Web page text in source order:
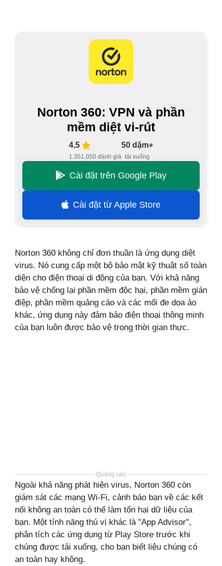
Norton 360: VPN và phần
mềm diệt vi-rút
4,5
1.351.050 đánh giá
50 dặm+
tải xuống
Cài đặt trên Google Play
Cài đặt từ Apple Store
Norton 360 không chỉ đơn thuần là ứng dụng diệt
virus. Nó cung cấp một bộ bảo mật kỹ thuật số toàn
diện cho điện thoại di động của bạn. Với khả năng
bảo vệ chống lại phần mềm độc hại, phần mềm gián
điệp, phần mềm quảng cáo và các mối đe dọa ảo
khác, ứng dụng này đảm bảo điện thoại thông minh
của bạn luôn được bảo vệ trong thời gian thực.
Quảng cáo
Ngoài khả năng phát hiện virus, Norton 360 còn
giám sát các mạng Wi-Fi, cảnh báo bạn về các kết
nối không an toàn có thể làm tổn hại dữ liệu của
bạn. Một tính năng thú vị khác là "App Advisor",
phân tích các ứng dụng từ Play Store trước khi
chúng được tải xuống, cho bạn biết liệu chúng có
an toàn hay không.